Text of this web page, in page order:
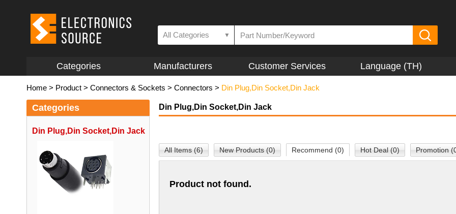
All Categories ▼
Categories Manufacturers Customer Services Language (TH)
Home > Product > Connectors & Sockets > Connectors > Din Plug,Din Socket,Din Jack
Categories
Din Plug,Din Socket,Din Jack
Din Plug,Din Socket,Din Jack
All Items (6) New Products (0) Recommend (0) Hot Deal (0) Promotion
Product not found.